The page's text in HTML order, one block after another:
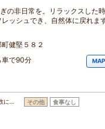
の非日常を。リラックスした時
ッシュでき、自然体に戻れま
健堅５８２
車で90分 MAP
に… その他 食事なし